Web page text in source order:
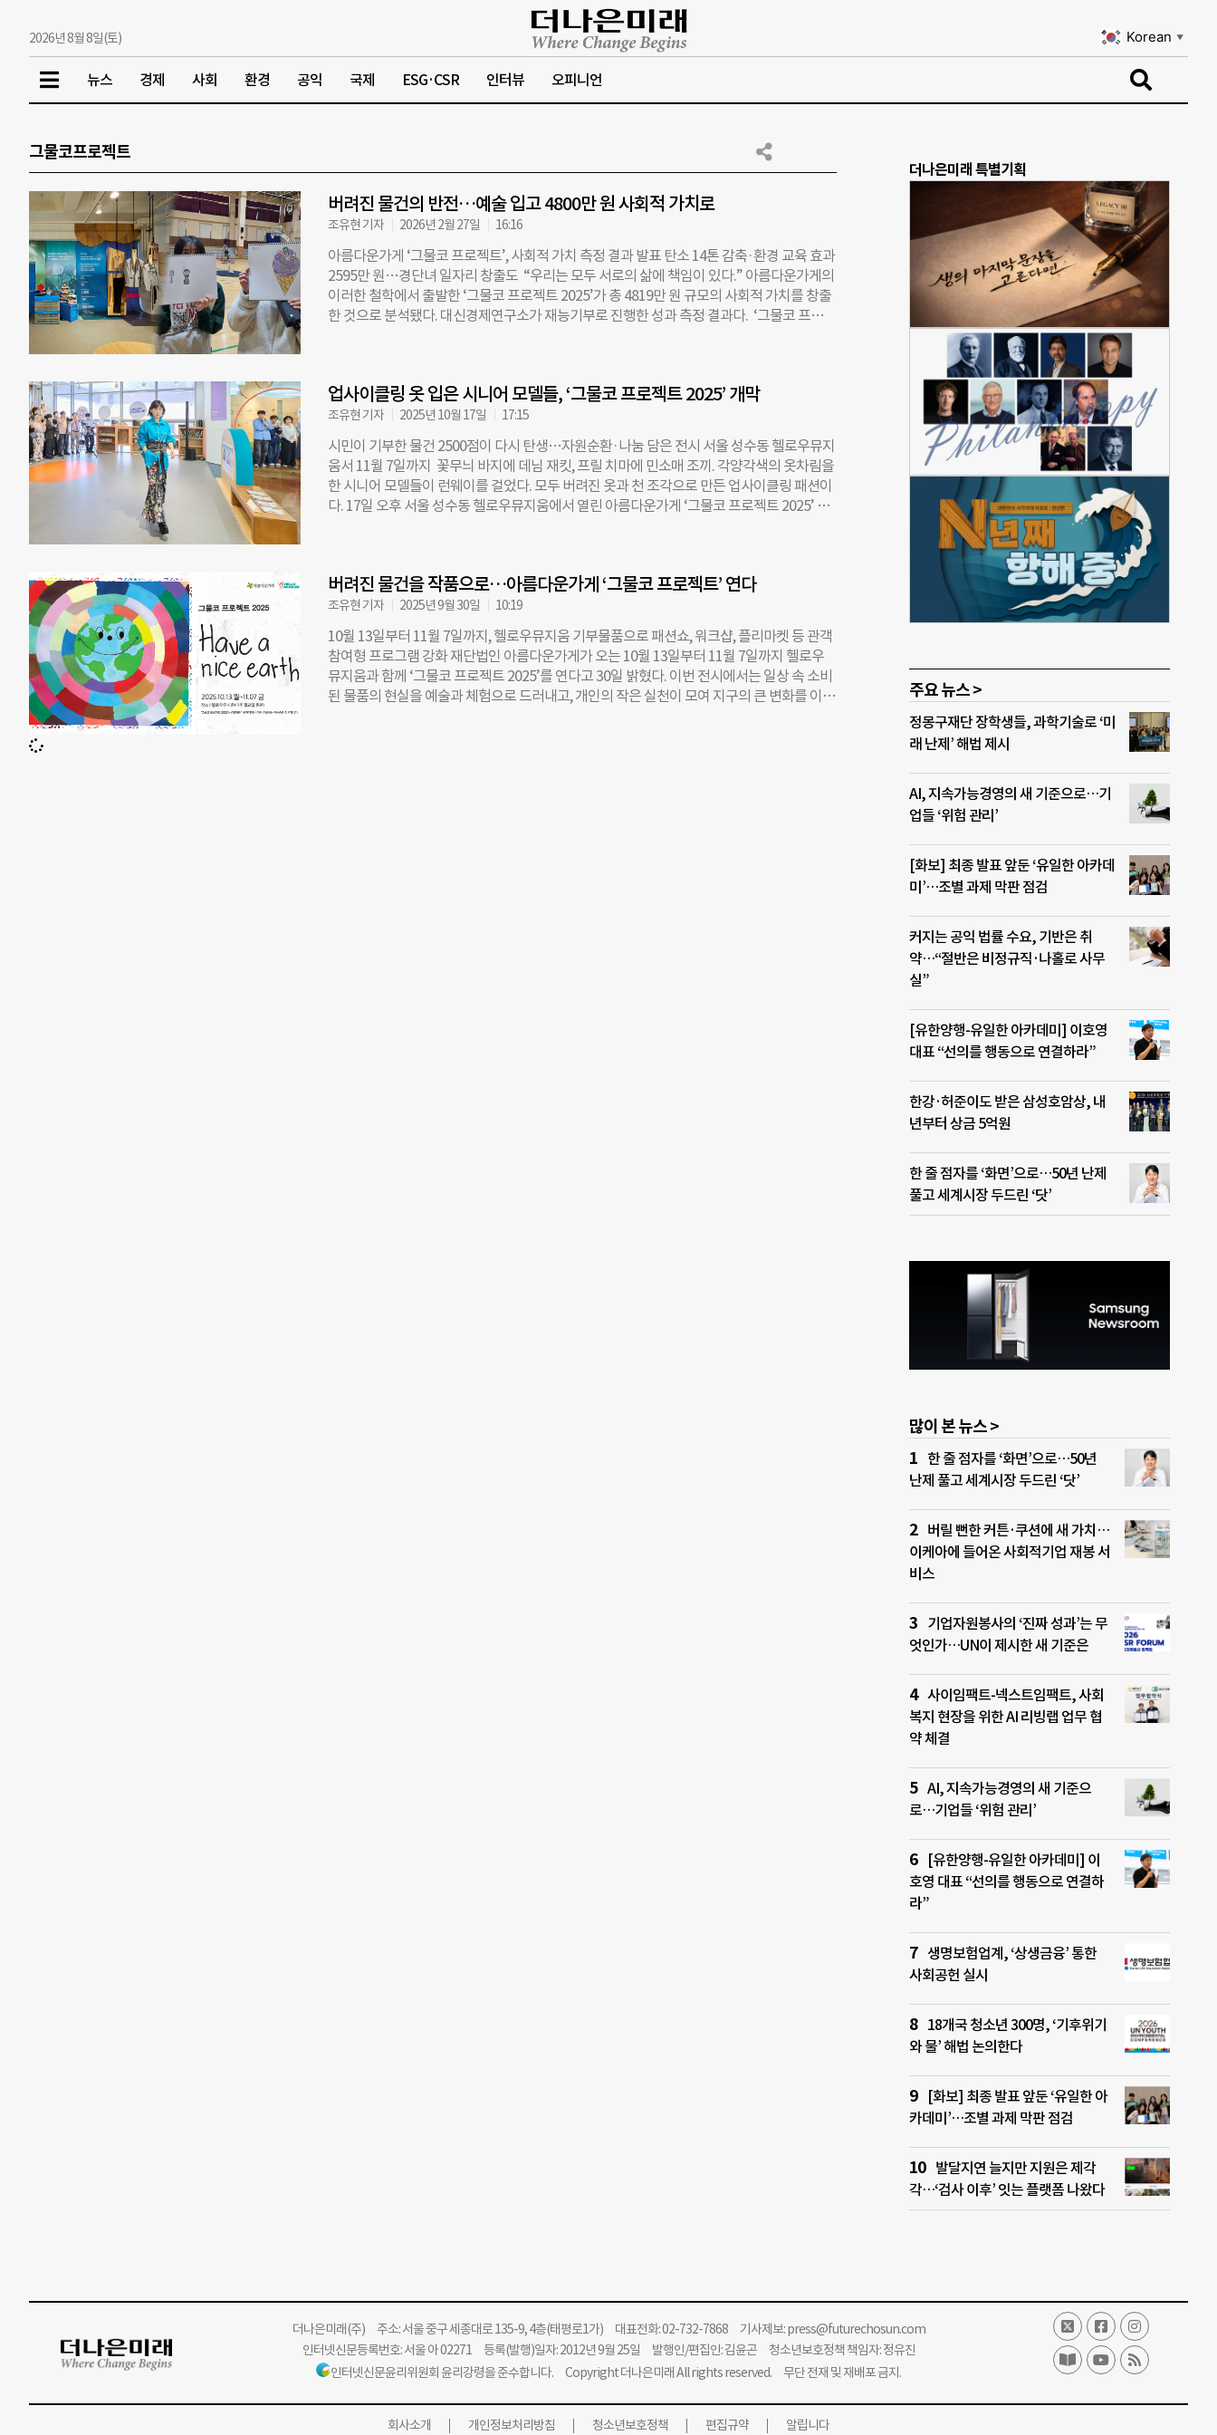
2026년 8월 8일(토) Korean ▼
뉴스 경제 사회 환경 공익 국제 ESG·CSR 인터뷰 오피니언
그물코프로젝트
버려진 물건의 반전…예술 입고 4800만 원 사회적 가치로
조유현 기자 2026년 2월 27일 16:16
아름다운가게 ‘그물코 프로젝트’, 사회적 가치 측정 결과 발표 탄소 14톤 감축·환경 교육 효과
2595만 원…경단녀 일자리 창출도 “우리는 모두 서로의 삶에 책임이 있다.” 아름다운가게의
이러한 철학에서 출발한 ‘그물코 프로젝트 2025’가 총 4819만 원 규모의 사회적 가치를 창출
한 것으로 분석됐다. 대신경제연구소가 재능기부로 진행한 성과 측정 결과다. ‘그물코 프로젝
환’으로 전환해, 개인의 소비가 환경과 사회에 미치는 영향을 되돌아보게 하려는 취지다. 프
로젝트는 2024년 첫선을 보인 후, 지난해 전시 규모와 참여 프로그램을 대폭 확대해 진행됐
다. ‘Have a nice earth’를 주제로 한 2025 전시는 지난해 10월 서울 성수동 헬로우뮤지움을
시작으로 양평·수원·남양주 등 초·중학교 순회 전시로 이어졌다. 개막식에선 시니어 모델들
이 폐의류로 만든 업사이클링 패션을 입고 런웨이에 올랐다. 전시장엔 생활용품을 물리적 변
형 없이 활용한 이경래 작가와, 기부 의류를 재단해 새활용 작업을 거친 김효진 작가가 참여해
기부 물품에 예술을 더했다. 모든 작품은 전시 종료 후 해체되거나 원형을 유지한 채 회수돼
생산을 회피해 온실가스 배출을 줄였다. 작품 제작과 전시 운영, 운송 과정에서 발생한 배출량
을
업사이클링 옷 입은 시니어 모델들, ‘그물코 프로젝트 2025’ 개막
조유현 기자 2025년 10월 17일 17:15
시민이 기부한 물건 2500점이 다시 탄생…자원순환·나눔 담은 전시 서울 성수동 헬로우뮤지
움서 11월 7일까지 꽃무늬 바지에 데님 재킷, 프릴 치마에 민소매 조끼. 각양각색의 옷차림을
한 시니어 모델들이 런웨이를 걸었다. 모두 버려진 옷과 천 조각으로 만든 업사이클링 패션이
다. 17일 오후 서울 성수동 헬로우뮤지움에서 열린 아름다운가게 ‘그물코 프로젝트 2025’ 개
산업대학교 패션뷰티스타일스쿨 학생들이 낡은 재킷과 청바지 등을 재구성해 만든 작품이
다. 패션쇼에서 선보인 의상은 오는 24~26일 헬로우뮤지움 중정에서 열리는 플리마켓에서
판매될 예정이다. ◇ 패션쇼와 전시, 모두 ‘시민 기부 물품’으로 완성 ‘그물코 프로젝트’는
“우리는 모두 서로의 삶에 책임이 있다”는 아름다운가게의 철학에서 출발했다. 씨줄과 날줄
처럼 엮인 ‘그물코’는 지구를 지키는 일 또한 함께 해야 한다는 뜻을 담고 있다. 아름다운가게
는 이 메시지를 확산하기 위해 지난해부터 전시를 열고 있다. 다른 환경·업사이클링 전시와
달리 모든 작품은 서울 그물코센터에 시민이 기부한 물품으로 제작된다. 전시가 끝나면 작품
버려진 물건을 작품으로…아름다운가게 ‘그물코 프로젝트’ 연다
조유현 기자 2025년 9월 30일 10:19
10월 13일부터 11월 7일까지, 헬로우뮤지움 기부물품으로 패션쇼, 워크샵, 플리마켓 등 관객
참여형 프로그램 강화 재단법인 아름다운가게가 오는 10월 13일부터 11월 7일까지 헬로우
뮤지움과 함께 ‘그물코 프로젝트 2025’를 연다고 30일 밝혔다. 이번 전시에서는 일상 속 소비
된 물품의 현실을 예술과 체험으로 드러내고, 개인의 작은 실천이 모여 지구의 큰 변화를 이끌
더나은미래 특별기획
주요 뉴스 >
정몽구재단 장학생들, 과학기술로 ‘미
래 난제’ 해법 제시
AI, 지속가능경영의 새 기준으로…기
업들 ‘위험 관리’
[화보] 최종 발표 앞둔 ‘유일한 아카데
미’…조별 과제 막판 점검
커지는 공익 법률 수요, 기반은 취
약…“절반은 비정규직·나홀로 사무
실”
[유한양행-유일한 아카데미] 이호영
대표 “선의를 행동으로 연결하라”
한강·허준이도 받은 삼성호암상, 내
년부터 상금 5억원
한 줄 점자를 ‘화면’으로…50년 난제
풀고 세계시장 두드린 ‘닷’
많이 본 뉴스 >
한 줄 점자를 ‘화면’으로…50년
난제 풀고 세계시장 두드린 ‘닷’
버릴 뻔한 커튼·쿠션에 새 가치…
이케아에 들어온 사회적기업 재봉 서
비스
기업자원봉사의 ‘진짜 성과’는 무
엇인가…UN이 제시한 새 기준은
사이임팩트-넥스트임팩트, 사회
복지 현장을 위한 AI 리빙랩 업무 협
약 체결
AI, 지속가능경영의 새 기준으
로…기업들 ‘위험 관리’
[유한양행-유일한 아카데미] 이
호영 대표 “선의를 행동으로 연결하
라”
생명보험업계, ‘상생금융’ 통한
사회공헌 실시
18개국 청소년 300명, ‘기후위기
와 물’ 해법 논의한다
[화보] 최종 발표 앞둔 ‘유일한 아
카데미’…조별 과제 막판 점검
발달지연 늘지만 지원은 제각
각…‘검사 이후’ 잇는 플랫폼 나왔다
더나은미래(주)주소: 서울 중구 세종대로 135-9, 4층(태평로1가) 대표전화: 02-732-7868 기사제보:press@futurechosun.com
인터넷신문등록번호: 서울 아 02271 등록(발행)일자: 2012년 9월 25일 발행인/편집인: 김윤곤 청소년보호정책 책임자: 정유진
인터넷신문윤리위원회 윤리강령을 준수합니다. Copyright 더나은미래 All rights reserved. 무단 전재 및 재배포 금지.
회사소개 개인정보처리방침 청소년보호정책 편집규약 알립니다